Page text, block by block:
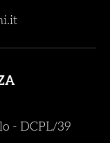
- DCPL/39